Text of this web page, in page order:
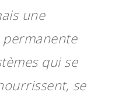
une
qui se
se